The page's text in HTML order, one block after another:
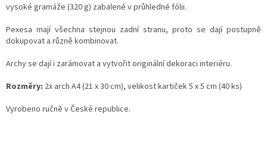
vysoké gramáže (320 g) zabalené v průhledné fólii.
Pexesa mají všechna stejnou zadní stranu, proto se dají postupně
dokupovat a různě kombinovat.
Archy se dají i zarámovat a vytvořit originální dekoraci interiéru.
Rozměry: 2x arch A4 (21 x 30 cm), velikost kartiček 5 x 5 cm (40 ks)
Vyrobeno ručně v České republice.